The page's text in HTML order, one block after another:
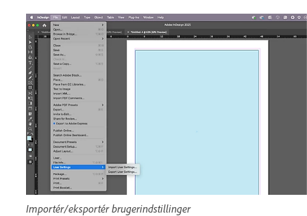
Importér/eksportér brugerindstillinger